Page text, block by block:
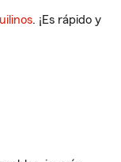
. ¡Es rápido y